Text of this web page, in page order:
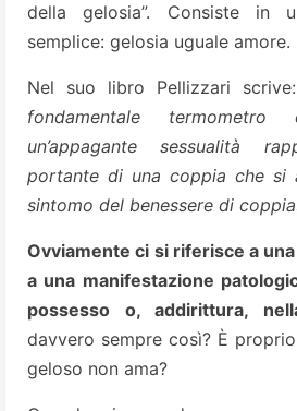
della gelosia”. Consiste in
semplice: gelosia uguale amore.
Nel suo libro Pellizzari scrive:
fondamentale termometro
un’appagante sessualità
portante di una coppia che si
sintomo del benessere di
Ovviamente ci si riferisce a una
a una manifestazione
possesso o, addirittura,
davvero sempre così? È
geloso non ama?